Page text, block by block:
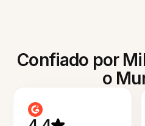
Confiado por
o